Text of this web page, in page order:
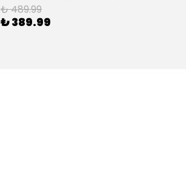
₺ 489.99
₺ 389.99